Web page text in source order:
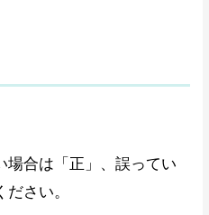
場合は「正」、誤ってい
さい。